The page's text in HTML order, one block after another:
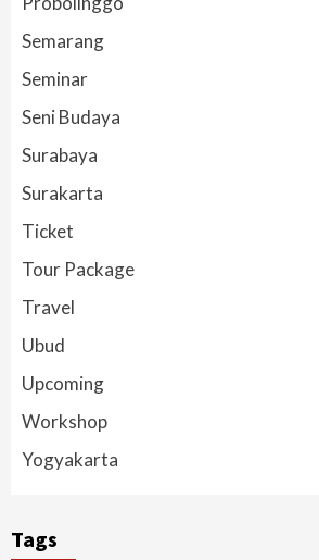
Semarang
Seminar
Seni Budaya
Surabaya
Surakarta
Ticket
Tour Package
Travel
Ubud
Upcoming
Workshop
Yogyakarta
Tags